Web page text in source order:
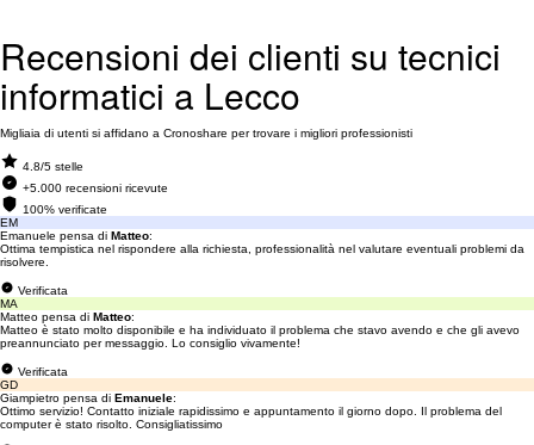
Recensioni dei clienti su tecnici
informatici a Lecco
Migliaia di utenti si affidano a Cronoshare per trovare i migliori professionisti
4.8/5 stelle
+5.000 recensioni ricevute
100% verificate
EM
Emanuele pensa di Matteo:
Ottima tempistica nel rispondere alla richiesta, professionalità nel valutare eventuali problemi da
risolvere.
Verificata
MA
Matteo pensa di Matteo:
Matteo è stato molto disponibile e ha individuato il problema che stavo avendo e che gli avevo
preannunciato per messaggio. Lo consiglio vivamente!
Verificata
GD
Giampietro pensa di Emanuele:
Ottimo servizio! Contatto iniziale rapidissimo e appuntamento il giorno dopo. Il problema del
computer è stato risolto. Consigliatissimo